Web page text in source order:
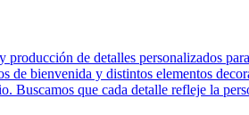
de detalles personalizados
de bienvenida y distintos elementos
Buscamos que cada detalle refleje la